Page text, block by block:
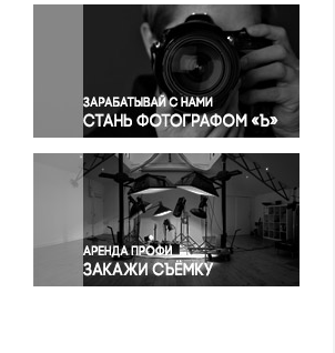
Окружающая среда
Политика
Правосудие
Происшествия и конфликты
Религия
Светская жизнь
Спорт
Экология
Экономика и бизнес